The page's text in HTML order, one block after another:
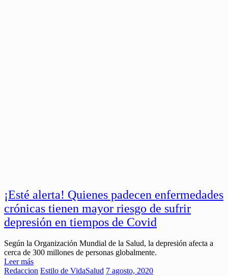
¡Esté alerta! Quienes padecen enfermedades
crónicas tienen mayor riesgo de sufrir
depresión en tiempos de Covid
Según la Organización Mundial de la Salud, la depresión afecta a
cerca de 300 millones de personas globalmente.
Leer más
Redaccion Estilo de VidaSalud 7 agosto, 2020